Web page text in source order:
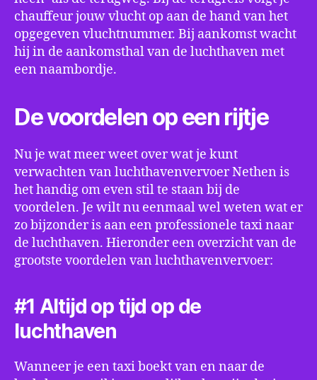
chauffeur jouw vlucht op aan de hand van het
opgegeven vluchtnummer. Bij aankomst wacht
hij in de aankomsthal van de luchthaven met
een naambordje.
De voordelen op een rijtje
Nu je wat meer weet over wat je kunt
verwachten van luchthavenvervoer Nethen is
het handig om even stil te staan bij de
voordelen. Je wilt nu eenmaal wel weten wat er
zo bijzonder is aan een professionele taxi naar
de luchthaven. Hieronder een overzicht van de
grootste voordelen van luchthavenvervoer:
#1 Altijd op tijd op de
luchthaven
Wanneer je een taxi boekt van en naar de